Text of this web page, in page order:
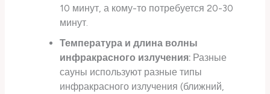
10 минут, а кому-то потребуется 20-30
минут.
Температура и длина волны
инфракрасного излучения:Разные
сауны используют разные типы
инфракрасного излучения (ближний,